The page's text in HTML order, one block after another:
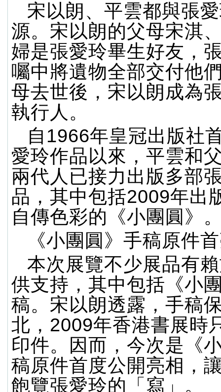
宋以朗、平雲都與張
源。宋以朗的父母宋淇
婦是張愛玲畢生好友，
囑中將遺物全部交付他
母去世後，宋以朗成為
執行人。
自1966年皇冠出版社
愛玲作品以來，平雲和
兩代人已接力出版多部
品，其中包括2009年出
自傳色彩的《小團圓》
《小團圓》手稿原件
本次展覽不少展品有
供支持，其中包括《小
稿。宋以朗透露，手稿
北，2009年香港書展時
印件。因而，今次是《
稿原件首度公開亮相，
飽覽張愛玲的「寫」。